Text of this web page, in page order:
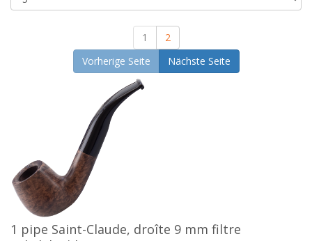
1
2
Vorherige Seite
Nächste Seite
1 pipe Saint-Claude, droîte 9 mm filtre